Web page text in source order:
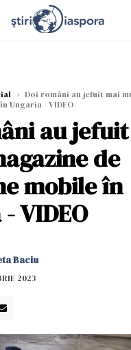
› Doi români au jefuit mai
Ungaria - VIDEO
au
de
mobile în
VIDEO
Baciu
2023